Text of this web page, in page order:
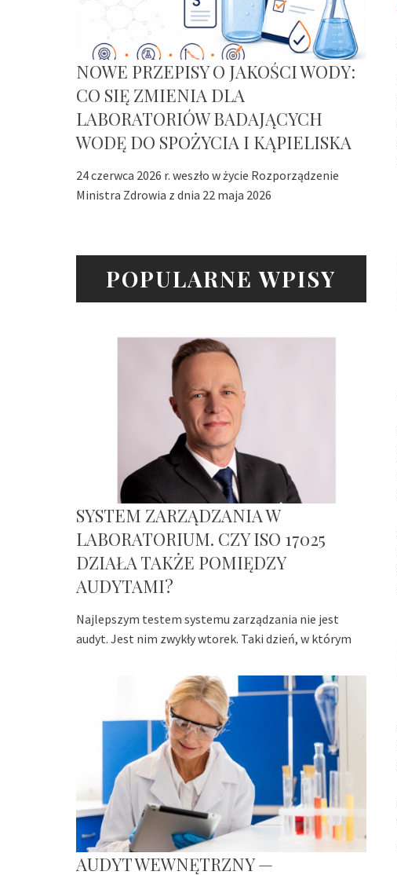
NOWE PRZEPISY O JAKOŚCI WODY:
CO SIĘ ZMIENIA DLA
LABORATORIÓW BADAJĄCYCH
WODĘ DO SPOŻYCIA I KĄPIELISKA
24 czerwca 2026 r. weszło w życie Rozporządzenie
Ministra Zdrowia z dnia 22 maja 2026
POPULARNE WPISY
SYSTEM ZARZĄDZANIA W
LABORATORIUM. CZY ISO 17025
DZIAŁA TAKŻE POMIĘDZY
AUDYTAMI?
Najlepszym testem systemu zarządzania nie jest
audyt. Jest nim zwykły wtorek. Taki dzień, w którym
AUDYT WEWNĘTRZNY —